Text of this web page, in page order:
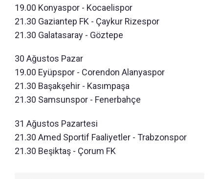
19.00 Konyaspor - Kocaelispor
21.30 Gaziantep FK - Çaykur Rizespor
21.30 Galatasaray - Göztepe
30 Ağustos Pazar
19.00 Eyüpspor - Corendon Alanyaspor
21.30 Başakşehir - Kasımpaşa
21.30 Samsunspor - Fenerbahçe
31 Ağustos Pazartesi
21.30 Amed Sportif Faaliyetler - Trabzonspor
21.30 Beşiktaş - Çorum FK